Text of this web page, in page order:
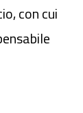
con cui